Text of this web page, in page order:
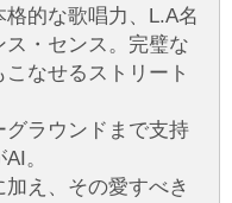
的な歌唱力、L.A名
・センス。完璧な
なせるストリート
ラウンドまで支持
。
え、その愛すべき